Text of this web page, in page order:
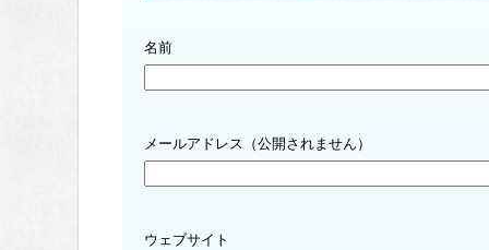
名前
メールアドレス（公開されません）
ウェブサイト